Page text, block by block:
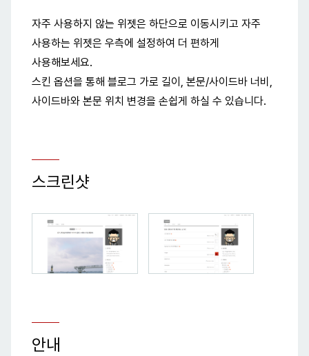
자주 사용하지 않는 위젯은 하단으로 이동시키고 자주
사용하는 위젯은 우측에 설정하여 더 편하게
사용해보세요.
스킨 옵션을 통해 블로그 가로 길이, 본문/사이드바 너비,
사이드바와 본문 위치 변경을 손쉽게 하실 수 있습니다.
스크린샷
안내